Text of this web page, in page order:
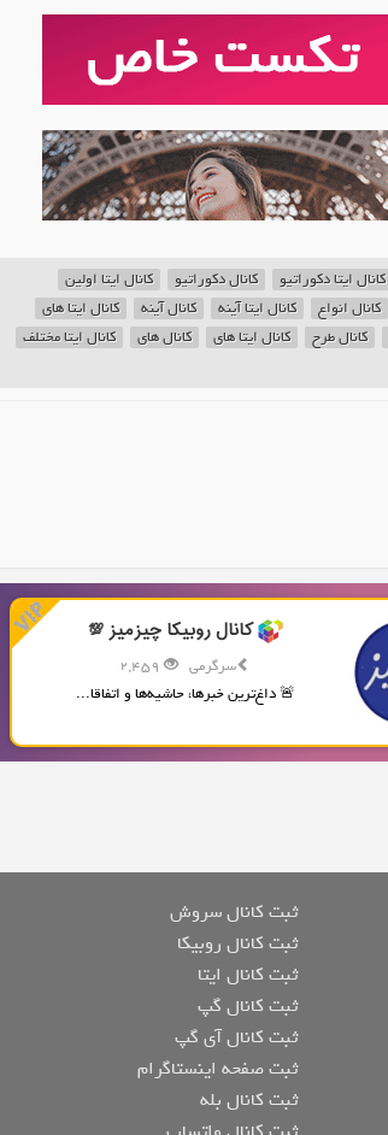
کانال ایتا دکوراتیو کانال دکوراتیو
کانال ایتا اولین
کانال انواع کانال ایتا آینه کانال آینه
کانال ایتا های
کانال طرح کانال ایتا های کانال های
کانال ایتا مختلف
کانال روبیکا چیزمیز 💯
سرگرمی
2,459
🚨 داغ‌ترین خبرها، حاشیه‌ها و اتفاقا...
ثبت کانال سروش
ثبت کانال روبیکا
ثبت کانال ایتا
ثبت کانال گپ
ثبت کانال آی گپ
ثبت صفحه اینستاگرام
ثبت کانال بله